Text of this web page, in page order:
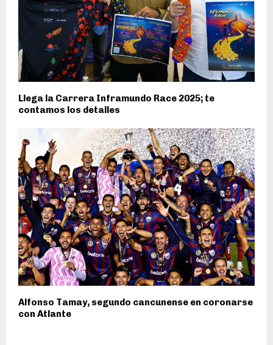
Llega la Carrera Inframundo Race 2025; te
contamos los detalles
Alfonso Tamay, segundo cancunense en coronarse
con Atlante